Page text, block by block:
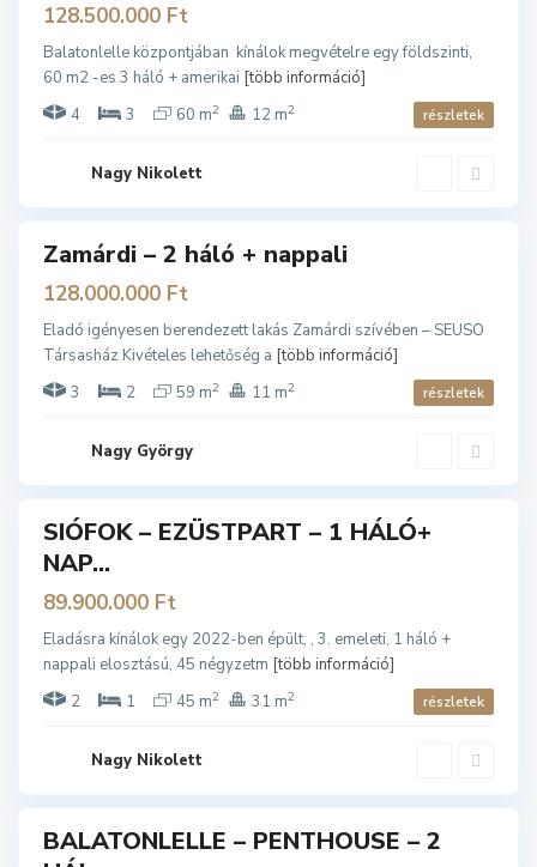
128.500.000 Ft
Balatonlelle központjában kínálok megvételre egy földszinti,
60 m2 -es 3 háló + amerikai [több információ]
4
3 60 m2 12 m2 részletek
Nagy Nikolett
m
r
d
i
Z
a
i
Zamárdi – 2 háló + nappali
128.000.000 Ft
Eladó igényesen berendezett lakás Zamárdi szívében – SEUSO
Társasház Kivételes lehetőség a [több információ]
3
2 59 m2 11 m2 részletek
Nagy György
E
z
s
p
a
r
,
S
k
SIÓFOK – EZÜSTPART – 1 HÁLÓ+
NAP...
89.900.000 Ft
Eladásra kínálok egy 2022-ben épült, , 3. emeleti, 1 háló +
nappali elosztású, 45 négyzetm [több információ]
2
1 45 m2 31 m2 részletek
Nagy Nikolett
A
L
A
O
N
E
BALATONLELLE – PENTHOUSE – 2